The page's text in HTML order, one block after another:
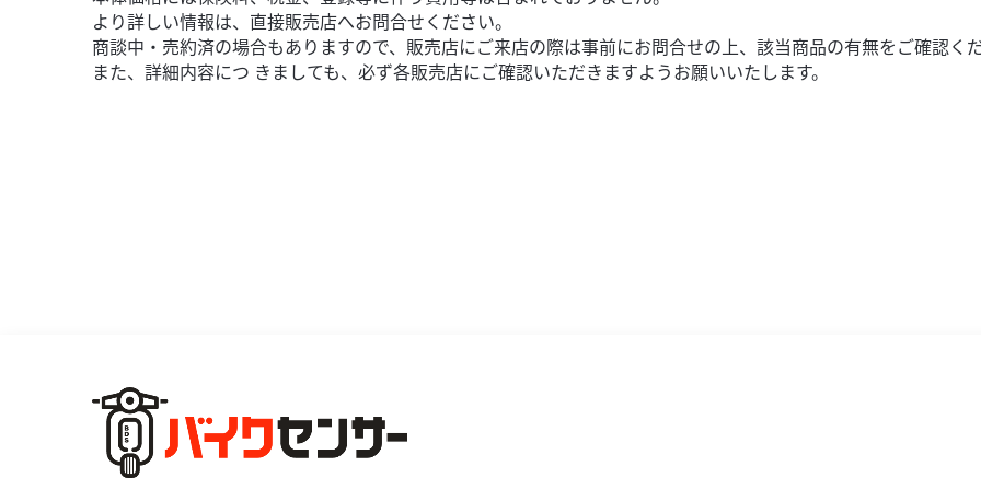
より詳しい情報は、直接販売店へお問合せください。
商談中・売約済の場合もありますので、販売店にご来店の際は事前にお問合せの上、該当商品の有無をご確認く
また、詳細内容につ きましても、必ず各販売店にご確認いただきますようお願いいたします。